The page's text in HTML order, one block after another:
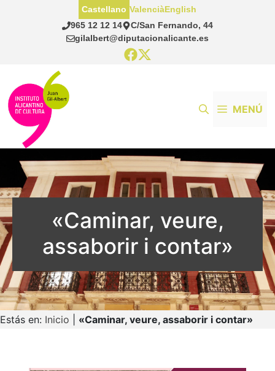
965 12 12 14
C/San Fernando, 44
gilalbert@diputacionalicante.es
Castellano ValenciàEnglish
MENÚ
«Caminar, veure,
assaborir i contar»
Estás en: Inicio «Caminar, veure, assaborir i contar»